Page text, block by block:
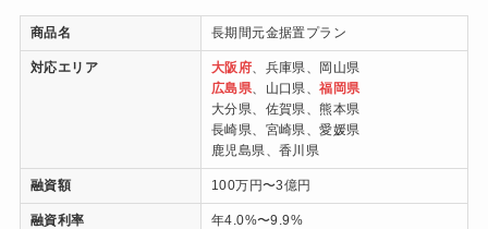
商品名 長期間元金据置プラン
対応エリア 大阪府、兵庫県、岡山県
広島県、山口県、福岡県
大分県、佐賀県、熊本県
長崎県、宮崎県、愛媛県
鹿児島県、香川県
融資額 100万円〜3億円
融資利率 年4.0%〜9.9%